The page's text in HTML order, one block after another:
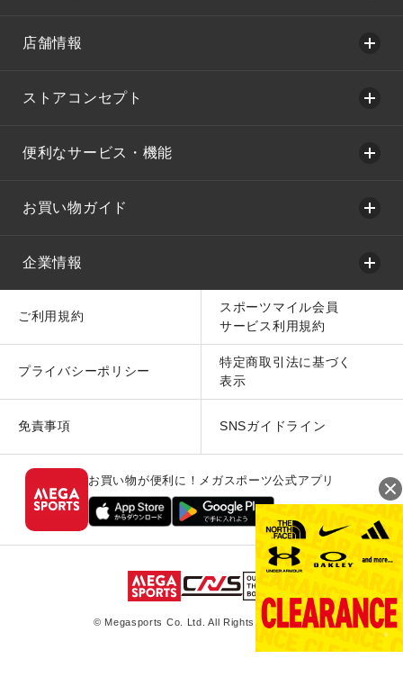
店舗情報
ストアコンセプト
便利なサービス・機能
お買い物ガイド
企業情報
ご利用規約
スポーツマイル会員
サービス利用規約
プライバシーポリシー
特定商取引法に基づく
表示
免責事項 SNSガイドライン
お買い物が便利に！メガスポーツ公式アプリ
© Megasports Co. Ltd. All Rights Reserved.